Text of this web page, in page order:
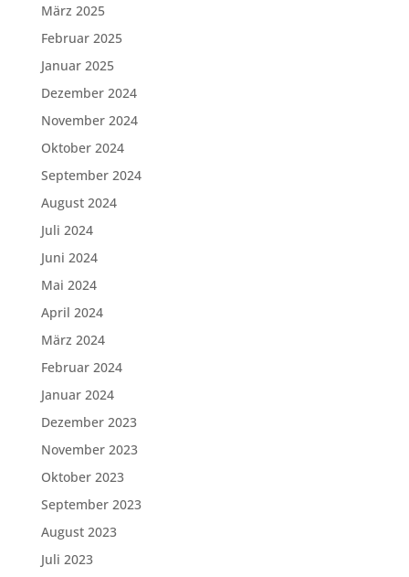
März 2025
Februar 2025
Januar 2025
Dezember 2024
November 2024
Oktober 2024
September 2024
August 2024
Juli 2024
Juni 2024
Mai 2024
April 2024
März 2024
Februar 2024
Januar 2024
Dezember 2023
November 2023
Oktober 2023
September 2023
August 2023
Juli 2023